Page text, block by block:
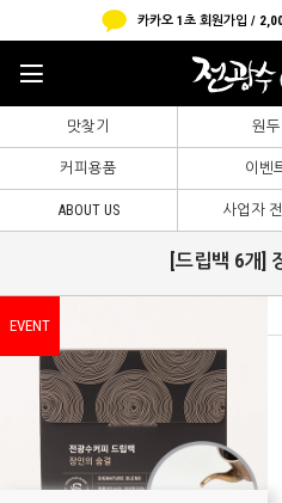
카카오 1초 회원가입 /
맛찾기 원두
커피용품 이벤
ABOUT US 사업자
[드립백 6개]
EVENT